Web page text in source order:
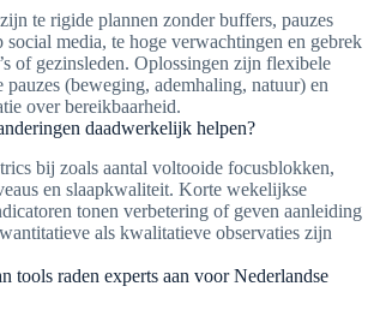
te rigide plannen zonder buffers, pauzes
media, te hoge verwachtingen en gebrek
of gezinsleden. Oplossingen zijn flexibele
(beweging, ademhaling, natuur) en
over bereikbaarheid.
daadwerkelijk helpen?
bij zoals aantal voltooide focusblokken,
en slaapkwaliteit. Korte wekelijkse
tonen verbetering of geven aanleiding
als kwalitatieve observaties zijn
tools raden experts aan voor Nederlandse